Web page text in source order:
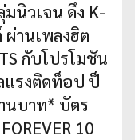
นิวเจน ดึง K-
านเพลงฮิต
กับโปรโมชัน
แรงติดท็อป ป็
นบาท* บัตร
10